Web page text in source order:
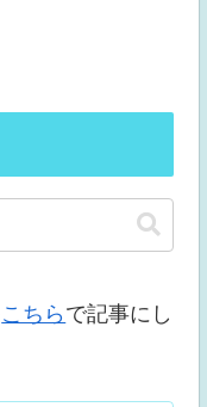
こちら で記事にし